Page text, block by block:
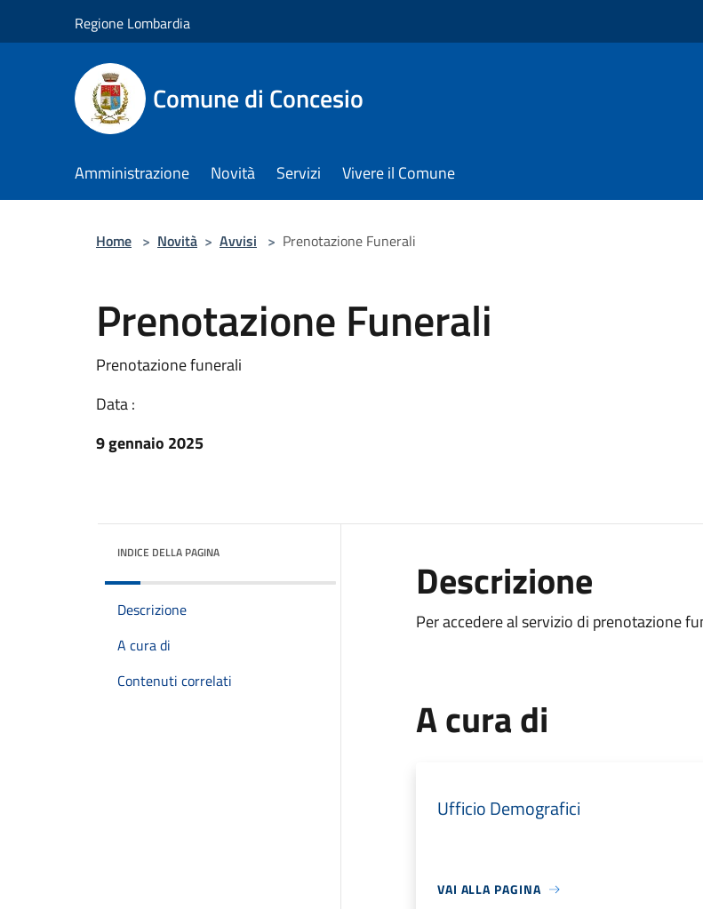
Regione Lombardia
Comune di Concesio
Amministrazione Novità Servizi Vivere il Comune
Home > Novità > Avvisi > Prenotazione Funerali
Prenotazione Funerali
Prenotazione funerali
Data :
9 gennaio 2025
INDICE DELLA PAGINA
Descrizione
A cura di
Contenuti correlati
Descrizione
Per accedere al servizio di prenotazione
A cura di
Ufficio Demografici
VAI ALLA PAGINA